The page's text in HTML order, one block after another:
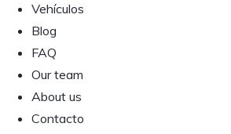
Vehículos
Blog
FAQ
Our team
About us
Contacto